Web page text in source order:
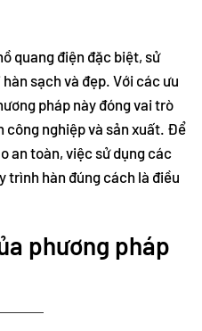
quang điện đặc biệt, sử
sạch và đẹp. Với các ưu
pháp này đóng vai trò
công nghiệp và sản xuất. Để
an toàn, việc sử dụng các
trình hàn đúng cách là điều
phương pháp